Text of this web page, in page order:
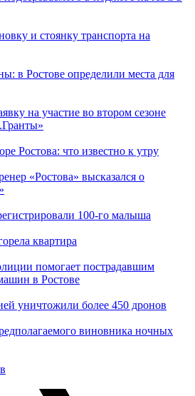
и стоянку транспорта на
в Ростове определили места для
на участие во втором сезоне
Ростова: что известно к утру
«Ростова» высказался о
100-го малыша
квартира
помогает пострадавшим
в Ростове
уничтожили более 450 дронов
виновника ночных